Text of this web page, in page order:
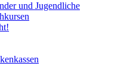
und Jugendliche